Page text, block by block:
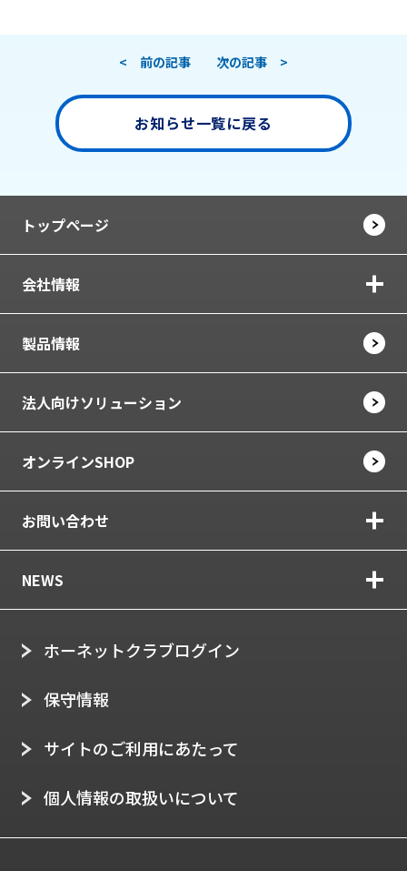
< 前の記事 次の記事 >
お知らせ一覧に戻る
トップページ
会社情報
製品情報
法人向けソリューション
オンラインSHOP
お問い合わせ
NEWS
ホーネットクラブログイン
保守情報
サイトのご利用にあたって
個人情報の取扱いについて